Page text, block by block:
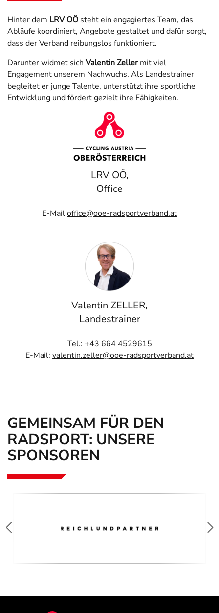
Hinter dem LRV OÖ steht ein engagiertes Team, das
Abläufe koordiniert, Angebote gestaltet und dafür sorgt,
dass der Verband reibungslos funktioniert.
Darunter widmet sich Valentin Zellermit viel
Engagement unserem Nachwuchs. Als Landestrainer
begleitet er junge Talente, unterstützt ihre sportliche
Entwicklung und fördert gezielt ihre Fähigkeiten.
LRV OÖ,
Office
E-Mail:office@ooe-radsportverband.at
Valentin ZELLER,
Landestrainer
Tel.: +43 664 4529615
E-Mail: valentin.zeller@ooe-radsportverband.at
GEMEINSAM FÜR DEN
RADSPORT: UNSERE
SPONSOREN